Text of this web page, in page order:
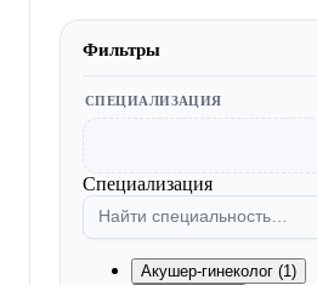
Фильтры
СПЕЦИАЛИЗАЦИЯ
Специализация
Акушер-гинеколог (1)